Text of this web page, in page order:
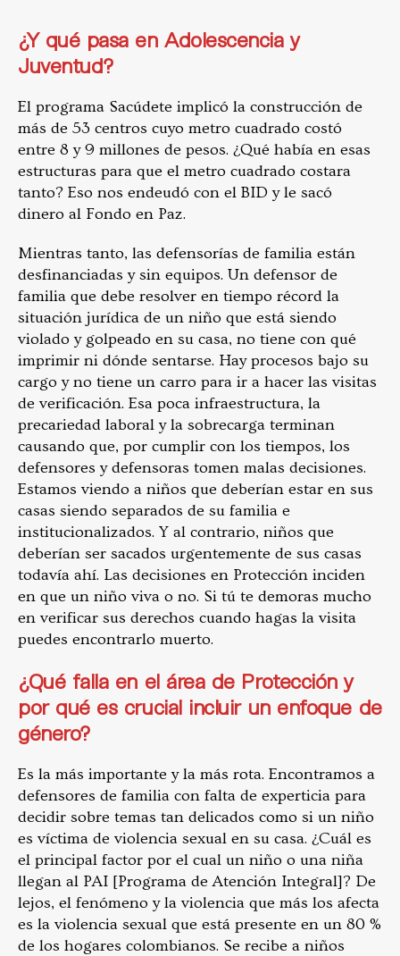
¿Y qué pasa en Adolescencia y
Juventud?
El programa Sacúdete implicó la construcción de
más de 53 centros cuyo metro cuadrado costó
entre 8 y 9 millones de pesos. ¿Qué había en esas
estructuras para que el metro cuadrado costara
tanto? Eso nos endeudó con el BID y le sacó
dinero al Fondo en Paz.
Mientras tanto, las defensorías de familia están
desfinanciadas y sin equipos. Un defensor de
familia que debe resolver en tiempo récord la
situación jurídica de un niño que está siendo
violado y golpeado en su casa, no tiene con qué
imprimir ni dónde sentarse. Hay procesos bajo su
cargo y no tiene un carro para ir a hacer las visitas
de verificación. Esa poca infraestructura, la
precariedad laboral y la sobrecarga terminan
causando que, por cumplir con los tiempos, los
defensores y defensoras tomen malas decisiones.
Estamos viendo a niños que deberían estar en sus
casas siendo separados de su familia e
institucionalizados. Y al contrario, niños que
deberían ser sacados urgentemente de sus casas
todavía ahí. Las decisiones en Protección inciden
en que un niño viva o no. Si tú te demoras mucho
en verificar sus derechos cuando hagas la visita
puedes encontrarlo muerto.
¿Qué falla en el área de Protección y
por qué es crucial incluir un enfoque de
género?
Es la más importante y la más rota. Encontramos a
defensores de familia con falta de experticia para
decidir sobre temas tan delicados como si un niño
es víctima de violencia sexual en su casa. ¿Cuál es
el principal factor por el cual un niño o una niña
llegan al PAI [Programa de Atención Integral]? De
lejos, el fenómeno y la violencia que más los afecta
es la violencia sexual que está presente en un 80 %
de los hogares colombianos. Se recibe a niños